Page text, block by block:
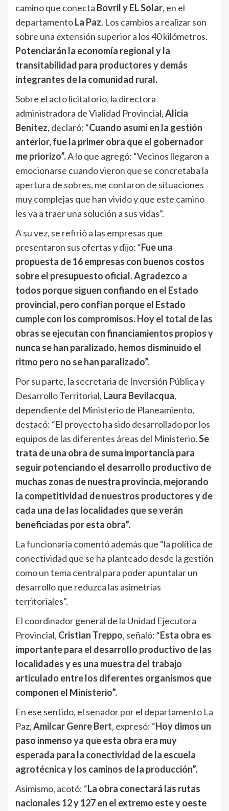
camino que conecta Bovril y EL Solar, en el
departamentoLa Paz. Los cambios a realizar son
sobre una extensión superior a los 40 kilómetros.
Potenciarán la economía regional y la
transitabilidad para productores y demás
integrantes de la comunidad rural.
Sobre el acto licitatorio, la directora
administradora de Vialidad Provincial,Alicia
Benítez, declaró: “Cuando asumí en la gestión
anterior, fue la primer obra que el gobernador
me priorizo”.A lo que agregó: “Vecinos llegaron a
emocionarse cuando vieron que se concretaba la
apertura de sobres, me contaron de situaciones
muy complejas que han vivido y que este camino
les va a traer una solución a sus vidas”.
A su vez, se refirió a las empresas que
presentaron sus ofertas y dijo: “Fue una
propuesta de 16 empresas con buenos costos
sobre el presupuesto oficial. Agradezco a
todos porque siguen confiando en el Estado
provincial, pero confían porque el Estado
cumple con los compromisos. Hoy el total de las
obras se ejecutan con financiamientos propios y
nunca se han paralizado, hemos disminuido el
ritmo pero no se han paralizado”.
Por su parte, la secretaria de Inversión Pública y
Desarrollo Territorial, Laura Bevilacqua,
dependiente del Ministerio de Planeamiento,
destacó: “El proyecto ha sido desarrollado por los
equipos de las diferentes áreas del Ministerio.Se
trata de una obra de suma importancia para
seguir potenciando el desarrollo productivo de
muchas zonas de nuestra provincia, mejorando
la competitividad de nuestros productores y de
cada una de las localidades que se verán
beneficiadas por esta obra”.
La funcionaria comentó además que “la política de
conectividad que se ha planteado desde la gestión
como un tema central para poder apuntalar un
desarrollo que reduzca las asimetrías
territoriales”.
El coordinador general de la Unidad Ejecutora
Provincial, Cristian Treppo, señaló: “Esta obra es
importante para el desarrollo productivo de las
localidades y es una muestra del trabajo
articulado entre los diferentes organismos que
componen el Ministerio”.
En ese sentido, el senador por el departamento La
Paz,Amilcar Genre Bert, expresó: “Hoy dimos un
paso inmenso ya que esta obra era muy
esperada para la conectividad de la escuela
agrotécnica y los caminos de la producción”.
Asimismo, acotó: “La obra conectará las rutas
nacionales 12 y 127 en el extremo este y oeste